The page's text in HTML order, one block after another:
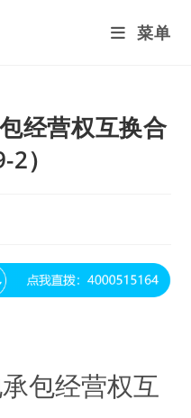
菜单
经营权互换合
）
包经营权互